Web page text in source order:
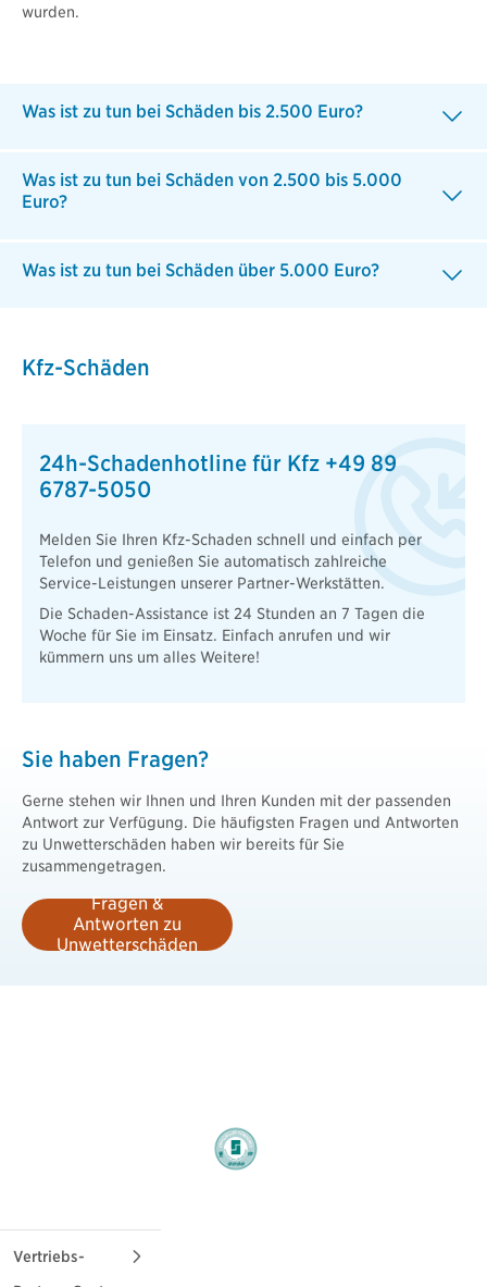
wurden.
Was ist zu tun bei Schäden bis 2.500 Euro?
Was ist zu tun bei Schäden von 2.500 bis 5.000
Euro?
Was ist zu tun bei Schäden über 5.000 Euro?
Kfz-Schäden
24h-Schadenhotline für Kfz +49 89
6787-5050
Melden Sie Ihren Kfz-Schaden schnell und einfach per
Telefon und genießen Sie automatisch zahlreiche
Service-Leistungen unserer Partner-Werkstätten.
Die Schaden-Assistance ist 24 Stunden an 7 Tagen die
Woche für Sie im Einsatz. Einfach anrufen und wir
kümmern uns um alles Weitere!
Sie haben Fragen?
Gerne stehen wir Ihnen und Ihren Kunden mit der passenden
Antwort zur Verfügung. Die häufigsten Fragen und Antworten
zu Unwetterschäden haben wir bereits für Sie
zusammengetragen.
Fragen &
Antworten zu
Unwetterschäden
Vertriebs-